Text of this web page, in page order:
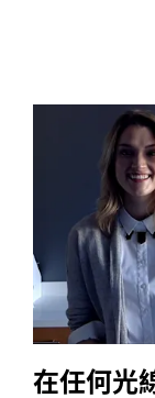
在任何光